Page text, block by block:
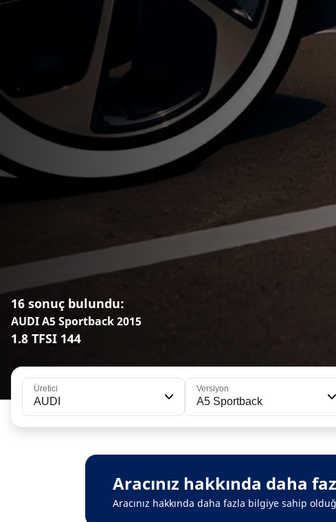
16 sonuç bulundu:
AUDI A5 Sportback 2015
1.8 TFSI 144
Üretici
AUDI
Versiyon
A5 Sportback
Aracınız hakkında daha
Aracınız hakkında daha fazla bilgiye sahip